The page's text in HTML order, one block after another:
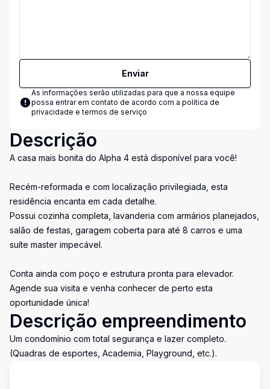
Enviar
As informações serão utilizadas para que a nossa equipe
possa entrar em contato de acordo com a política de
privacidade e termos de serviço
Descrição
A casa mais bonita do Alpha 4 está disponível para você!
Recém-reformada e com localização privilegiada, esta
residência encanta em cada detalhe.
Possui cozinha completa, lavanderia com armários planejados,
salão de festas, garagem coberta para até 8 carros e uma
suíte master impecável.
Conta ainda com poço e estrutura pronta para elevador.
Agende sua visita e venha conhecer de perto esta
oportunidade única!
Descrição empreendimento
Um condomínio com total segurança e lazer completo.
(Quadras de esportes, Academia, Playground, etc.).